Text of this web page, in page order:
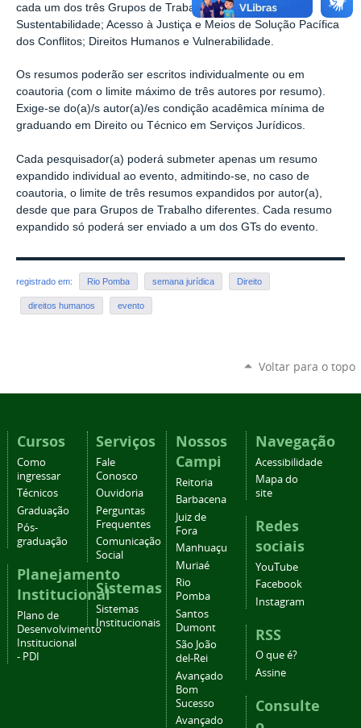
cada um dos três Grupos de Trabalho: Direito Ambiental e
Sustentabilidade; Acesso à Justiça e Meios de Solução Pacífica
dos Conflitos; Direitos Humanos e Vulnerabilidade.
Os resumos poderão ser escritos individualmente ou em
coautoria (com o limite máximo de três autores por resumo).
Exige-se do(a)/s autor(a)/es condição acadêmica mínima de
graduando em Direito ou Técnico em Serviços Jurídicos.
Cada pesquisador(a) poderá submeter apenas um resumo
expandido individual ao evento, admitindo-se, no caso de
coautoria, o limite de três resumos expandidos por autor(a),
desde que para Grupos de Trabalho diferentes. Cada resumo
expandido só poderá ser enviado a um dos GTs do evento.
registrado em: Rio Pomba semana jurídica Direito
direitos humanos evento
Voltar para o topo
Cursos
Como
ingressar
Técnicos
Graduação
Pós-
graduação
Planejamento
Institucional
Plano de
Desenvolvimento
Institucional
- PDI
Serviços
Fale
Conosco
Ouvidoria
Perguntas
Frequentes
Comunicação
Social
Sistemas
Sistemas
Institucionais
Nossos
Campi
Reitoria
Barbacena
Juiz de
Fora
Manhuaçu
Muriaé
Rio
Pomba
Santos
Dumont
São João
del-Rei
Avançado
Bom
Sucesso
Avançado
Navegação
Acessibilidade
Mapa do
site
Redes
sociais
YouTube
Facebook
Instagram
RSS
O que é?
Assine
Consulte